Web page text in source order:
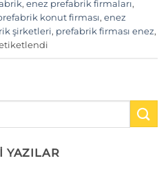
, enez prefabrik firmaları,
konut firması, enez
şirketleri, prefabrik firması enez,
YAZILAR